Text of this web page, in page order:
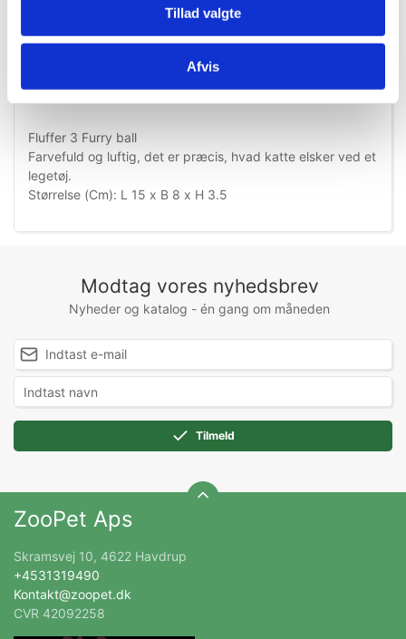
Tillad valgte
Afvis
Fluffer 3 Furry ball
Farvefuld og luftig, det er præcis, hvad katte elsker ved et
legetøj.
Størrelse (Cm): L 15 x B 8 x H 3.5
Modtag vores nyhedsbrev
Nyheder og katalog - én gang om måneden
Tilmeld
ZooPet Aps
Skramsvej 10, 4622 Havdrup
+4531319490
Kontakt@zoopet.dk
CVR 42092258